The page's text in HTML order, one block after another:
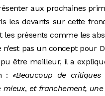
aux prochaines
les devants sur cette
les présents comme les
pas un concept pour
être meilleur, il a
: «Beaucoup de
mieux, et franchement,